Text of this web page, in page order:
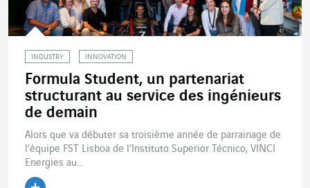
INDUSTRY INNOVATION
Formula Student, un partenariat
structurant au service des ingénieurs
de demain
Alors que va débuter sa troisième année de parrainage de
l’équipe FST Lisboa de l’Instituto Superior Técnico, VINCI
Energies au...